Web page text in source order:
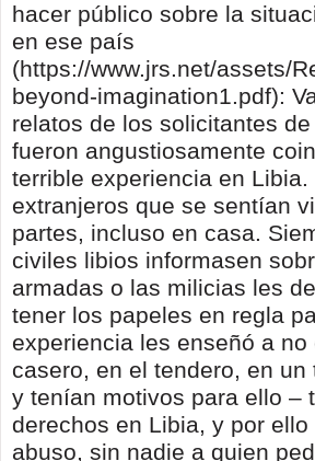
hacer público sobre la
en ese país
(https://www.jrs.net/assets/
beyond-imagination1.pdf):
relatos de los solicitantes
fueron angustiosamente
terrible experiencia en
extranjeros que se sentían
partes, incluso en casa.
civiles libios informasen
armadas o las milicias les
tener los papeles en regla
experiencia les enseñó a
casero, en el tendero, en
y tenían motivos para ello –
derechos en Libia, y por
abuso, sin nadie a quien